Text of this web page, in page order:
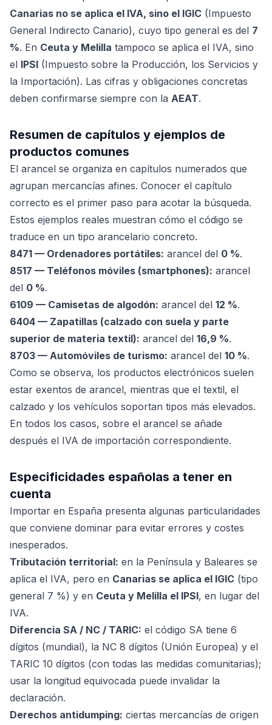
Canarias no se aplica el IVA, sino el IGIC (Impuesto
General Indirecto Canario), cuyo tipo general es del 7
%. En Ceuta y Melilla tampoco se aplica el IVA, sino
el IPSI (Impuesto sobre la Producción, los Servicios y
la Importación). Las cifras y obligaciones concretas
deben confirmarse siempre con la AEAT.
Resumen de capítulos y ejemplos de
productos comunes
El arancel se organiza en capítulos numerados que
agrupan mercancías afines. Conocer el capítulo
correcto es el primer paso para acotar la búsqueda.
Estos ejemplos reales muestran cómo el código se
traduce en un tipo arancelario concreto.
8471 — Ordenadores portátiles: arancel del 0 %.
8517 — Teléfonos móviles (smartphones): arancel
del 0 %.
6109 — Camisetas de algodón: arancel del 12 %.
6404 — Zapatillas (calzado con suela y parte
superior de materia textil): arancel del 16,9 %.
8703 — Automóviles de turismo: arancel del 10 %.
Como se observa, los productos electrónicos suelen
estar exentos de arancel, mientras que el textil, el
calzado y los vehículos soportan tipos más elevados.
En todos los casos, sobre el arancel se añade
después el IVA de importación correspondiente.
Especificidades españolas a tener en
cuenta
Importar en España presenta algunas particularidades
que conviene dominar para evitar errores y costes
inesperados.
Tributación territorial: en la Península y Baleares se
aplica el IVA, pero en Canarias se aplica el IGIC (tipo
general 7 %) y en Ceuta y Melilla el IPSI, en lugar del
IVA.
Diferencia SA / NC / TARIC: el código SA tiene 6
dígitos (mundial), la NC 8 dígitos (Unión Europea) y el
TARIC 10 dígitos (con todas las medidas comunitarias);
usar la longitud equivocada puede invalidar la
declaración.
Derechos antidumping: ciertas mercancías de origen